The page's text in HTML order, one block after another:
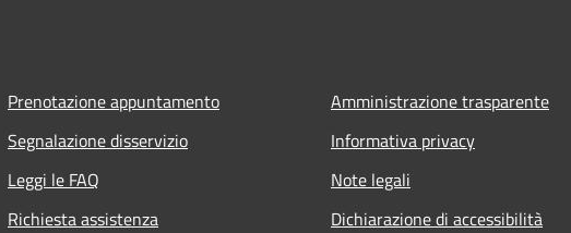
Prenotazione appuntamento
Segnalazione disservizio
Leggi le FAQ
Richiesta assistenza
Amministrazione trasparente
Informativa privacy
Note legali
Dichiarazione di accessibilità